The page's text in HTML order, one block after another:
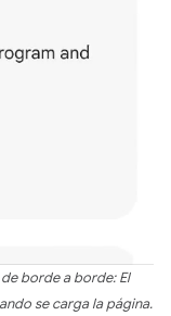
borde a borde: El
se carga la página.